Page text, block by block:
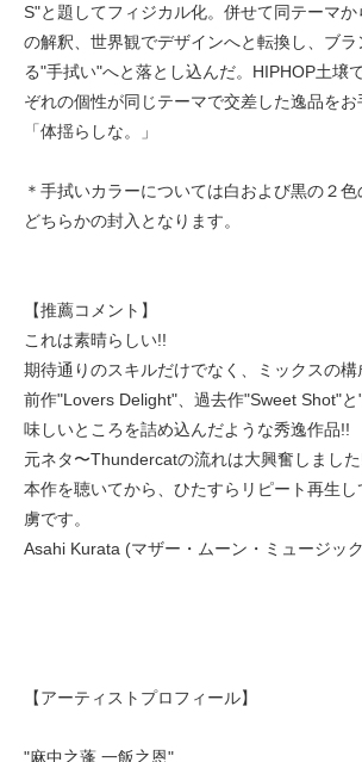
S"と題してフィジカル化。併せて同テーマか
の解釈、世界観でデザインへと転換し、ブラ
る"手拭い"へと落とし込んだ。HIPHOP土壌
ぞれの個性が同じテーマで交差した逸品をお
「体揺らしな。」
＊手拭いカラーについては白および黒の２
どちらかの封入となります。
【推薦コメント】
これは素晴らしい!!
期待通りのスキルだけでなく、ミックスの
前作"Lovers Delight"、過去作"Sweet Shot"
味しいところを詰め込んだような秀逸作品!!
元ネタ〜Thundercatの流れは大興奮しまし
本作を聴いてから、ひたすらリピート再生
虜です。
Asahi Kurata (マザー・ムーン・ミュージック
【アーティストプロフィール】
"麻中之蓬 一飯之恩"